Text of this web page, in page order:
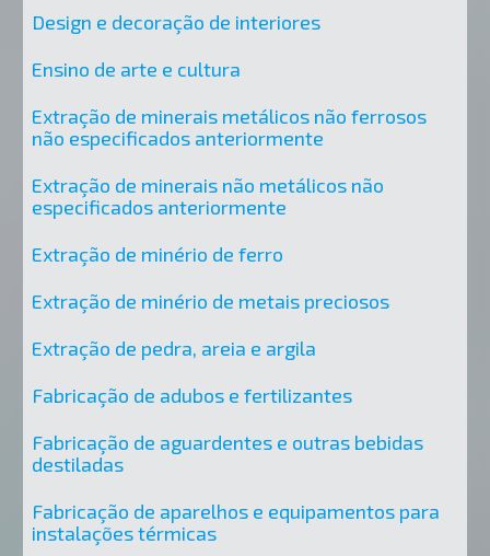
Design e decoração de interiores
Ensino de arte e cultura
Extração de minerais metálicos não ferrosos
não especificados anteriormente
Extração de minerais não metálicos não
especificados anteriormente
Extração de minério de ferro
Extração de minério de metais preciosos
Extração de pedra, areia e argila
Fabricação de adubos e fertilizantes
Fabricação de aguardentes e outras bebidas
destiladas
Fabricação de aparelhos e equipamentos para
instalações térmicas